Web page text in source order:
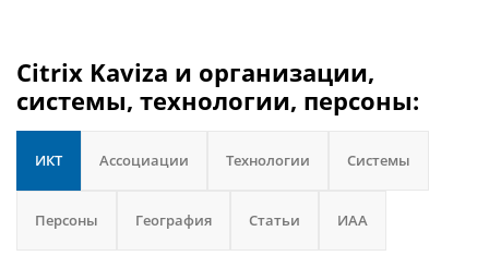
Citrix Kaviza и организации,
системы, технологии, персоны:
ИКТ Ассоциации Технологии Системы
Персоны География Статьи ИАА